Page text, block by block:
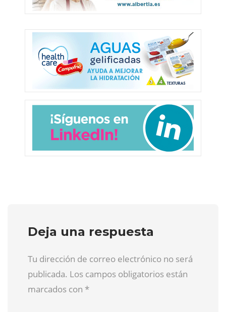
Deja una respuesta
Tu dirección de correo electrónico no será
publicada. Los campos obligatorios están
marcados con *